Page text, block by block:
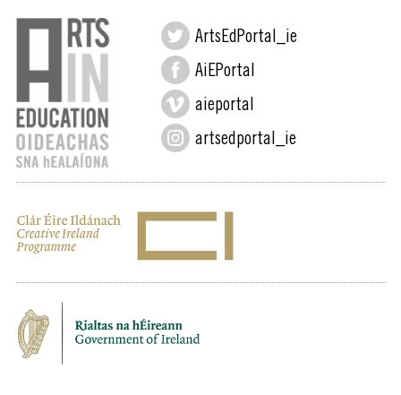
ArtsEdPortal_ie
AiEPortal
aieportal
artsedportal_ie